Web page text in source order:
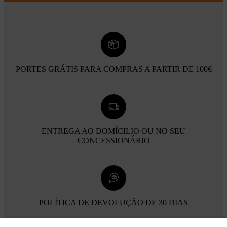
PORTES GRÁTIS PARA COMPRAS A PARTIR DE 100€
ENTREGA AO DOMÍCILIO OU NO SEU
CONCESSIONÁRIO
POLÍTICA DE DEVOLUÇÃO DE 30 DIAS